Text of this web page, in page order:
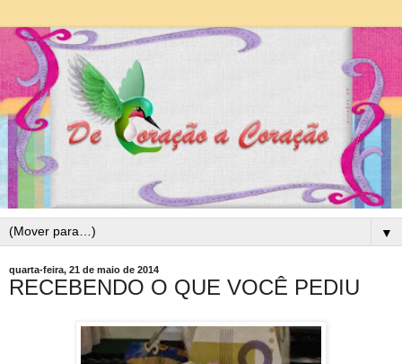
▼
quarta-feira, 21 de maio de 2014
RECEBENDO O QUE VOCÊ PEDIU